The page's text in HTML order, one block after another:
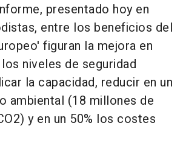
presentado hoy en
entre los beneficios del
figuran la mejora en
niveles de seguridad
la capacidad, reducir en un
ambiental (18 millones de
y en un 50% los costes